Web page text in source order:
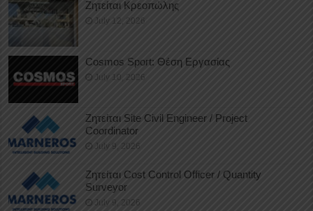
Ζητείται Κρεοπώλης
July 12, 2026
Cosmos Sport: Θέση Εργασίας
July 10, 2026
Ζητείται Site Civil Engineer / Project
Coordinator
July 9, 2026
Ζητείται Cost Control Officer / Quantity
Surveyor
July 9, 2026